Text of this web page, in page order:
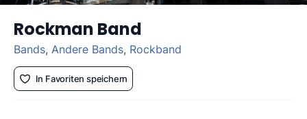
Rockman Band
Bands, Andere Bands, Rockband
In Favoriten speichern